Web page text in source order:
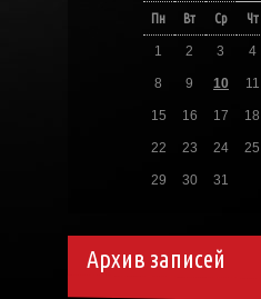
Пн Вт Ср Чт
1 2 3 4
8 9 10 11
15 16 17 18
22 23 24 25
29 30 31
Архив записей